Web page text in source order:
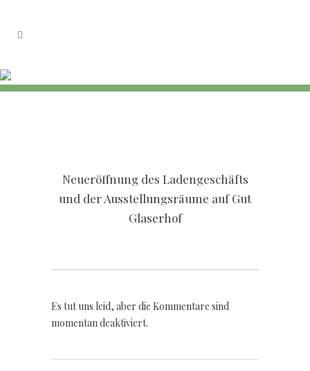
Neueröffnung des Ladengeschäfts
und der Ausstellungsräume auf Gut
Glaserhof
Es tut uns leid, aber die Kommentare sind
momentan deaktiviert.